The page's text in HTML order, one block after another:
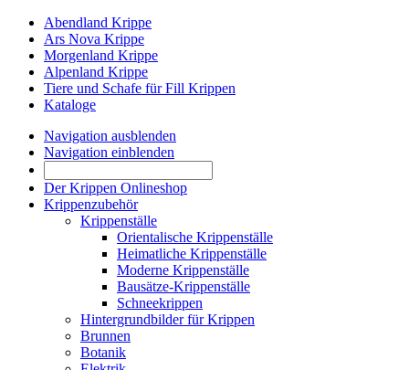
Abendland Krippe
Ars Nova Krippe
Morgenland Krippe
Alpenland Krippe
Tiere und Schafe für Fill Krippen
Kataloge
Navigation ausblenden
Navigation einblenden
Der Krippen Onlineshop
Krippenzubehör
Krippenställe
Orientalische Krippenställe
Heimatliche Krippenställe
Moderne Krippenställe
Bausätze-Krippenställe
Schneekrippen
Hintergrundbilder für Krippen
Brunnen
Botanik